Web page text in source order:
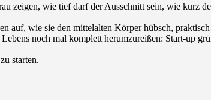
zeigen, wie tief darf der Ausschnitt sein, wie kurz
auf, wie sie den mittelalten Körper hübsch,
noch mal komplett herumzureißen: Start-up
starten.